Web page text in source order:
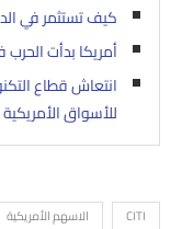
كيف تستثمر في
أمريكا بدأت الحرب
انتعاش قطاع
للأسواق الأمريكية
CITI الاسهم الأمريكية